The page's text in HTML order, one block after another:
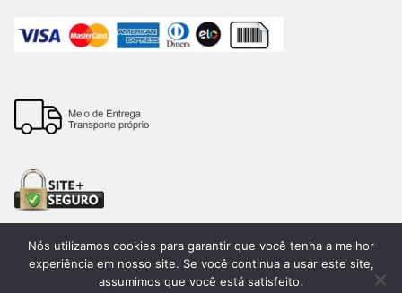
Todos os direitos reservados. 2026®. Lemon Bauru –
Nós utilizamos cookies para garantir que você tenha a melhor
experiência em nosso site. Se você continua a usar este site,
assumimos que você está satisfeito.